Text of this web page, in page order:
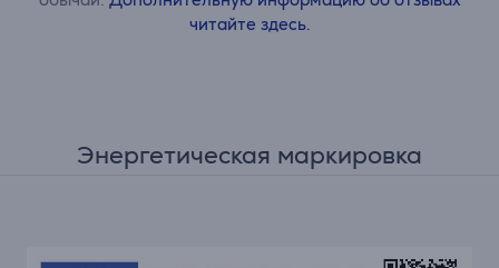
читайте здесь.
Энергетическая маркировка